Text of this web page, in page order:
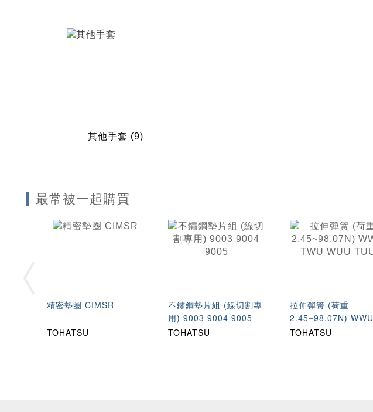
其他手套 (9)
最常被一起購買
精密墊圈 CIMSR
TOHATSU
不鏽鋼墊片組 (線切割專
用) 9003 9004 9005
TOHATSU
拉伸彈簧 (荷重
2.45~98.07N) WWU
TWU WUU TUU
TOHATSU